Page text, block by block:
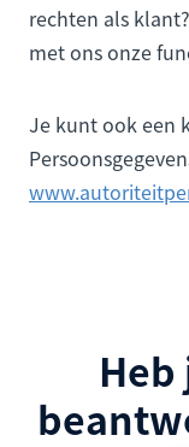
rechten als
met ons onze
Je kunt ook een
Heb